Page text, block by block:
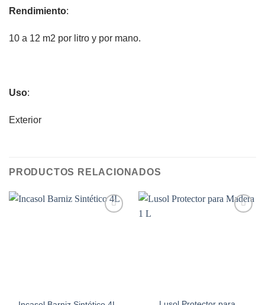
Rendimiento:
10 a 12 m2 por litro y por mano.
Uso:
Exterior
PRODUCTOS RELACIONADOS